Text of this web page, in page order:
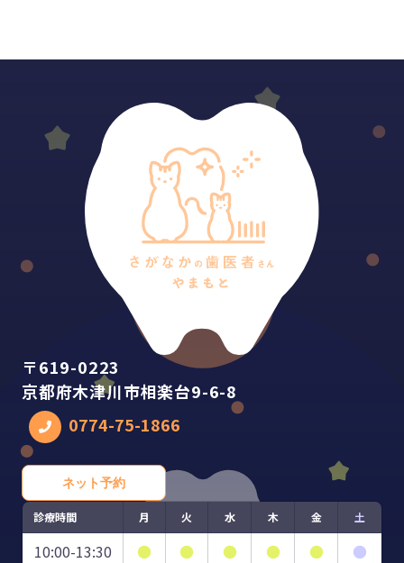
〒619-0223
京都府木津川市相楽台9-6-8
0774-75-1866
ネット予約
診療時間 月 火 水 木 金 土
10:00-13:30 ● ● ● ● ●
●